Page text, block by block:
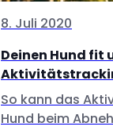
8. Juli 2020
Deinen Hund fit
So kann das
Hund beim